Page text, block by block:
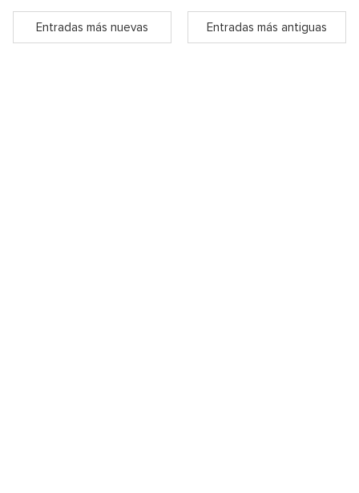
Entradas más nuevas Entradas más antiguas